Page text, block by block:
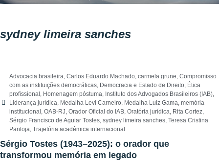
sydney limeira sanches
Advocacia brasileira, Carlos Eduardo Machado, carmela grune, Compromisso
com as instituições democráticas, Democracia e Estado de Direito, Ética
profissional , Homenagem póstuma, Instituto dos Advogados Brasileiros (IAB),
Liderança jurídica, Medalha Levi Carneiro, Medalha Luiz Gama, memória
institucional , OAB-RJ, Orador Oficial do IAB, Oratória jurídica, Rita Cortez,
Sérgio Francisco de Aguiar Tostes, sydney limeira sanches, Teresa Cristina
Pantoja, Trajetória acadêmica internacional
Sérgio Tostes (1943–2025): o orador que
transformou memória em legado